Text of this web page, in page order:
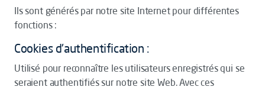
Ils sont générés par notre site Internet pour différentes
fonctions :
Cookies d'authentification :
Utilisé pour reconnaître les utilisateurs enregistrés qui se
seraient authentifiés sur notre site Web. Avec ces